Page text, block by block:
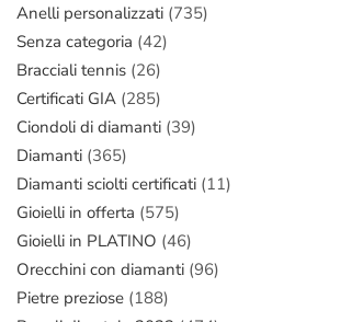
Anelli personalizzati (735)
Senza categoria (42)
Bracciali tennis (26)
Certificati GIA (285)
Ciondoli di diamanti (39)
Diamanti (365)
Diamanti sciolti certificati (11)
Gioielli in offerta (575)
Gioielli in PLATINO (46)
Orecchini con diamanti (96)
Pietre preziose (188)